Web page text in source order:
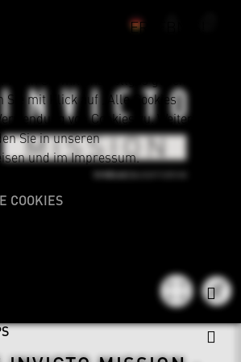
PERFORMANCE ERLEBNIS!
Sie mit Klick auf „Alle Cookies
von Cookies zu. Weitere
Sie in unseren
und imImpressum.
COOKIES